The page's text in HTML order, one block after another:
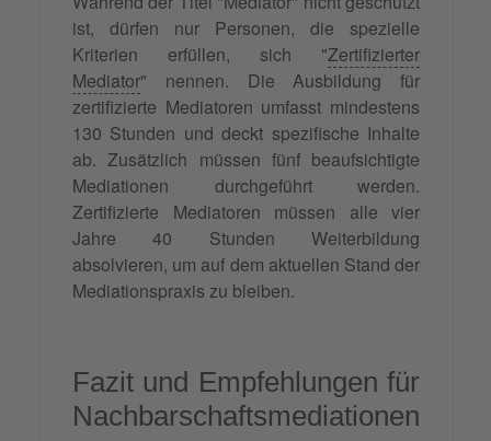
ist, dürfen nur Personen, die spezielle
Kriterien erfüllen, sich "Zertifizierter
Mediator" nennen. Die Ausbildung für
zertifizierte Mediatoren umfasst mindestens
130 Stunden und deckt spezifische Inhalte
ab. Zusätzlich müssen fünf beaufsichtigte
Mediationen durchgeführt werden.
Zertifizierte Mediatoren müssen alle vier
Jahre 40 Stunden Weiterbildung
absolvieren, um auf dem aktuellen Stand der
Mediationspraxis zu bleiben.
Fazit und Empfehlungen für
Nachbarschaftsmediationen